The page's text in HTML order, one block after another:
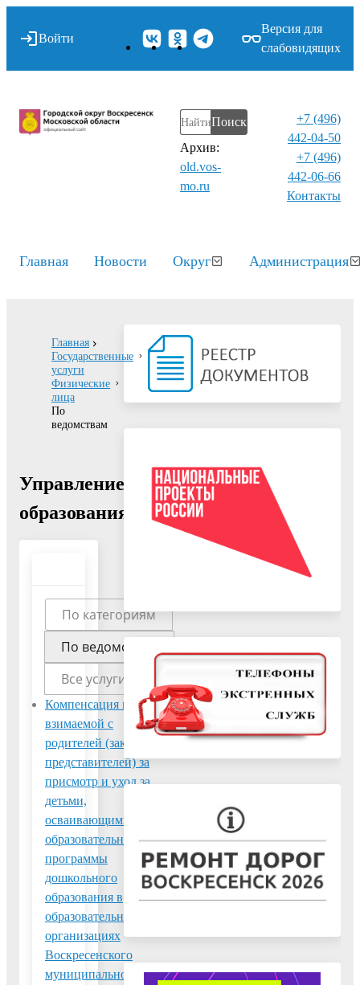
Войти
Версия для
слабовидящих
Поиск
Архив:
old.vos-
mo.ru
+7 (496)
442-04-50
+7 (496)
442-06-66
Контакты⁠
Главная Новости Округ Администрация
Главная
Государственные
услуги
Физические
лица
По
ведомствам
Управление
образования
По категориям
По ведомствам
Все услуги
Компенсация платы,
взимаемой с
родителей (законных
представителей) за
присмотр и уход за
детьми,
осваивающими
образовательные
программы
дошкольного
образования в
образовательных
организациях
Воскресенского
муниципального
Организация отдыха
детей в каникулярное
время